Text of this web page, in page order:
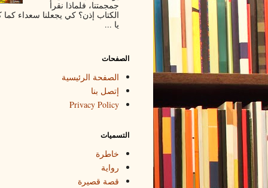
جمجمتنا، فلماذا نقرأ
الكتاب إذن؟ كي يجعلنا سعداء كما
يا ...
الصفحات
الصفحة الرئيسية
إتصل بنا
Privacy Policy
التسميات
خاطرة
رواية
قصة قصيرة